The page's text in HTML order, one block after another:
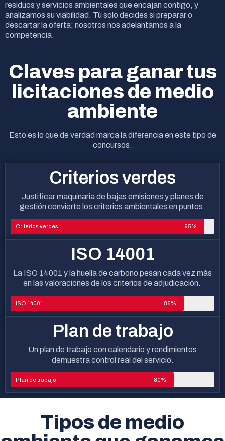
residuos y servicios ambientales que encajan contigo, y
analizamos su viabilidad. Tú solo decides si preparar o
descartar la oferta; nosotros nos adelantamos a la
competencia.
Claves para ganar tus
licitaciones de medio
ambiente
Esto es lo que de verdad marca la diferencia en este tipo de
concursos.
Criterios verdes
Justificar maquinaria de bajas emisiones y planes de
gestión convierte los criterios ambientales en puntos.
Criterios verdes 95%
ISO 14001
La ISO 14001 y la huella de carbono pesan cada vez más
en las valoraciones de los criterios de adjudicación.
ISO 14001 85%
Plan de trabajo
Un plan de trabajo con calendario y rendimientos
demuestra control real del servicio.
Plan de trabajo 80%
Tipos de medio